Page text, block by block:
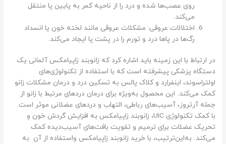
روی عصب‌ها شده و درد را از ناحیه کمر به پایین پا منتقل
می‌کند.
اختلالات عروقی: مشکلات عروقی مانند لخته خون یا انسداد
رگ‌ها در پاها درد و تورم را در پشت پا ایجاد می‌کند.
در ارتباط با این زمینه باید اشاره کرد که زانوبند زاپیامکس آلمانی یک
دستگاه پزشکی پیشرفته است که با استفاده از تکنولوژی‌های
اولتراسوند، اینفرارد و کلاک پالس به تسکین درد و درمان مشکلات زانو
کمک می‌کند. این محصول به‌ویژه برای درمان دردهای مرتبط با زانو از
جمله آرتروز، آسیب‌های رباطی، التهاب و دردهای عضلانی موثر است.
با کمک تکنولوژی UIC، زانوبند زاپیامکس به افزایش گردش خون و
تحریک عضلات برای ترمیم و تقویت بافت‌های آسیب‌دیده کمک
می‌کند. به‌این‌ترتیب، با خرید زانوبند زاپیامکس واستفاده از آن به